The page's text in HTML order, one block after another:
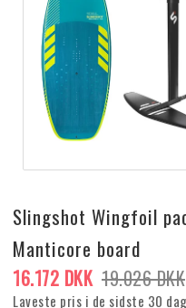
Slingshot Wingfoil
Manticore board
19.026 DKK
16.172 DKK
Laveste pris i de sidste 30